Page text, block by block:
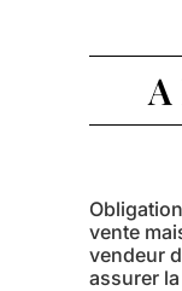
A
vente
vendeur
assurer